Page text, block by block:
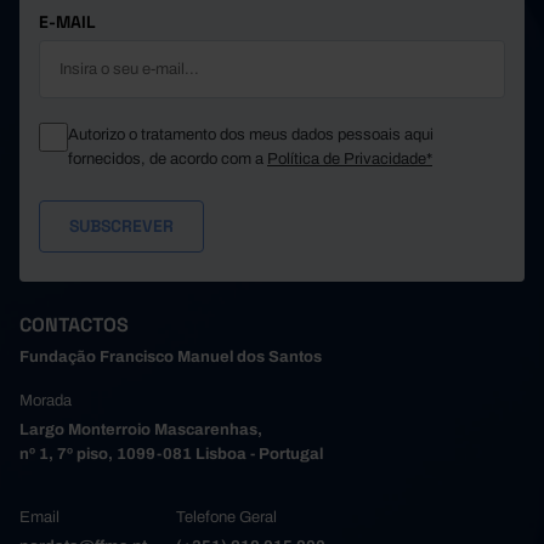
E-MAIL
Autorizo o tratamento dos meus dados pessoais aqui
fornecidos, de acordo com a Política de Privacidade*
CONTACTOS
Fundação Francisco Manuel dos Santos
Morada
Largo Monterroio Mascarenhas,
nº 1, 7º piso, 1099-081 Lisboa - Portugal
Email
Telefone Geral